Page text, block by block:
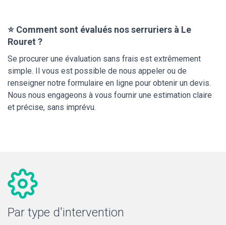
⭐ Comment sont évalués nos serruriers à Le
Rouret ?
Se procurer une évaluation sans frais est extrêmement
simple. Il vous est possible de nous appeler ou de
renseigner notre formulaire en ligne pour obtenir un devis.
Nous nous engageons à vous fournir une estimation claire
et précise, sans imprévu.
Par type d'intervention